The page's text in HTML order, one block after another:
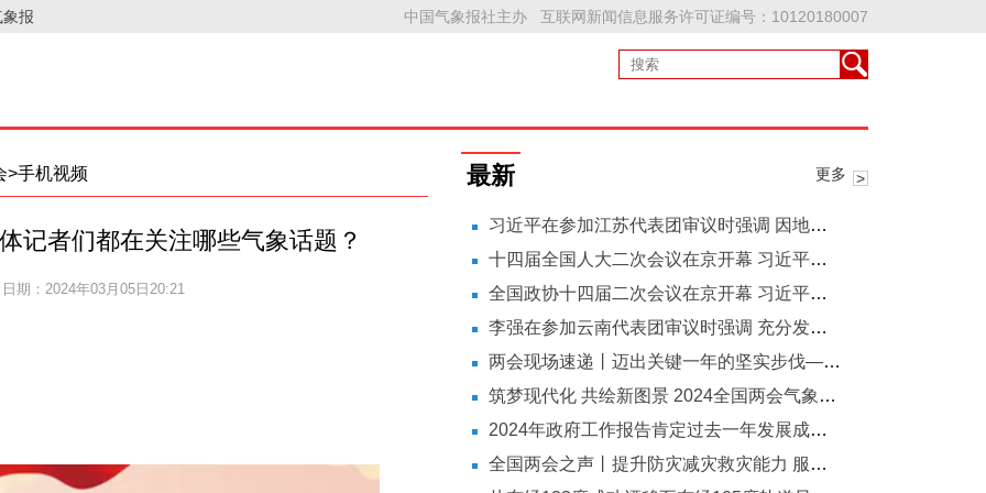
报 中国气象报社主办 互联网新闻信息服务许可证编号：10120180007
>手机视频
记者们都在关注哪些气象话题？
日期：2024年03月05日20:21
最新 更多
习近平在参加江苏代表团审议时强调 因地制宜发展新质生产力
十四届全国人大二次会议在京开幕 习近平王沪宁蔡奇丁薛祥李希韩正等在主席台就座 李强作政府工作报告 赵乐际主持大会 听取关于国务院组织法修订草案的说明等
全国政协十四届二次会议在京开幕 习近平李强赵乐际蔡奇丁薛祥李希韩正到会祝贺 王沪宁作政协常委会工作报告 石泰峰主持 高云龙作提案工作情况报告
​李强在参加云南代表团审议时强调 充分发挥优势彰显特色 更好融入国家区域协调发展大局
两会现场速递丨迈出关键一年的坚实步伐——十四届全国人大二次会议开幕侧记
筑梦现代化 共绘新图景 2024全国两会气象之声
2024年政府工作报告肯定过去一年发展成果 明确要求加强气象服务
全国两会之声丨提升防灾减灾救灾能力 服务经济社会发展